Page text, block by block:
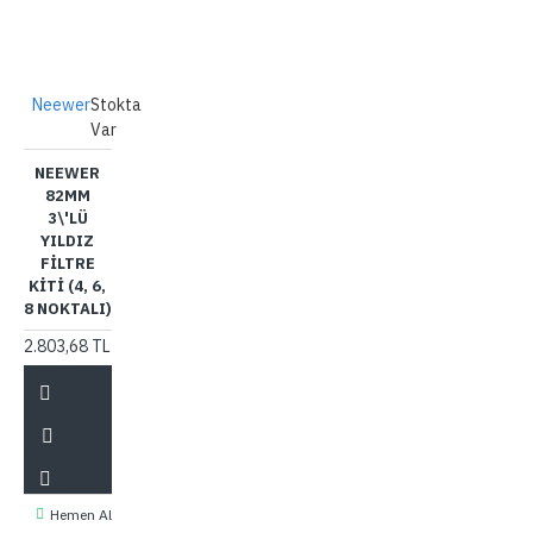
NeewerStokta
Var
NEEWER
82MM
3\'LÜ
YILDIZ
FILTRE
KITI (4, 6,
8 NOKTALI)
2.803,68 TL
Hemen Al